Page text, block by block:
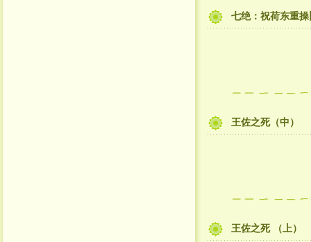
七绝：祝荷东重操
王佐之死（中）
王佐之死 （上）